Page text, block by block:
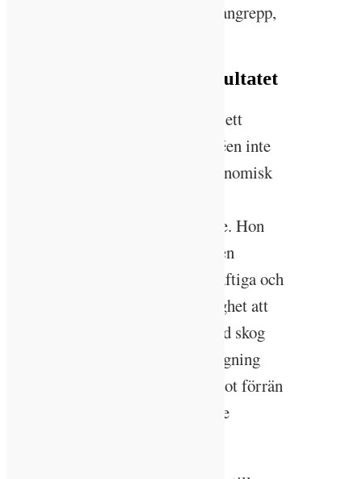
översvämningar, torka och skadeangrepp,
Nöjd med ekonomiska resultatet
I sin önskan att skörda skogen på ett
hållbart sätt hade Ida-Sara Andréen inte
vågat hoppas på någon större ekonomisk
slutbeskedet var tillfredsställande. Hon
fick en rejäl slant för försäljningen
eftersom träden hon sålde var kraftiga och
fina. Hon har dessutom nu möjlighet att
avverka ytterligare en liten mängd skog
varje tioårsperiod. Vid en kalhuggning
hade hon inte kunnat avverka något förrän
om 80 år och dessutom haft högre